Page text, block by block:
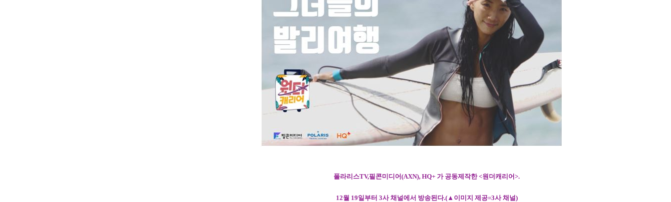
폴라리스TV,필콘미디어(AXN),HQ+가 공동제작한 <원더캐리어>.
12월 19일부터 3사 채널에서 방송된다.(▲ 이미지 제공=3사 채널)